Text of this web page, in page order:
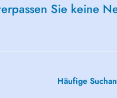
Sie keine
Häufige